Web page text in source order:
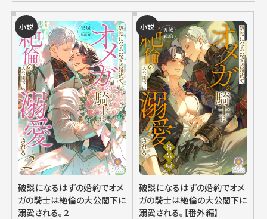
小説
破談になるはずの婚約でオメ
ガの騎士は絶倫の大公閣下に
溺愛される。２
小説
破談になるはずの婚約でオメ
ガの騎士は絶倫の大公閣下に
溺愛される。【番外編】